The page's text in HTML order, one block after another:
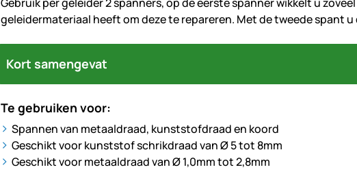
geleidermateriaal heeft om deze te repareren. Met de tweede spant u
Kort samengevat
Te gebruiken voor:
Spannen van metaaldraad, kunststofdraad en koord
Geschikt voor kunststof schrikdraad van Ø 5 tot 8mm
Geschikt voor metaaldraad van Ø 1,0mm tot 2,8mm